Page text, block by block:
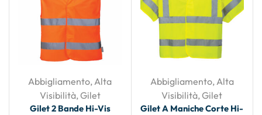
Abbigliamento,Alta
Visibilità,Gilet
Gilet 2 Bande Hi-Vis
Abbigliamento,Alta
Visibilità,Gilet
Gilet A Maniche Corte Hi-